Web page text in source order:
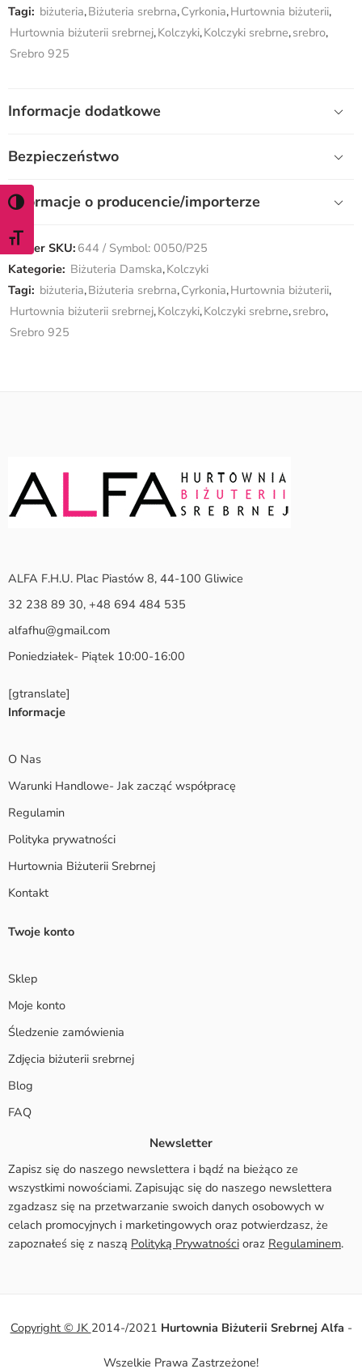
WŁĄCZ TRYB WYSOKIEGO KONTRASTU
ZMIEŃ ROZMIAR CZCIONKI
Tagi: biżuteria,Biżuteria srebrna,Cyrkonia,Hurtownia biżuterii,
Hurtownia biżuterii srebrnej,Kolczyki,Kolczyki srebrne,srebro,
Srebro 925
Informacje dodatkowe
Bezpieczeństwo
Informacje o producencie/importerze
Numer SKU: 644 / Symbol: 0050/P25
Kategorie: Biżuteria Damska,Kolczyki
Tagi: biżuteria,Biżuteria srebrna,Cyrkonia,Hurtownia biżuterii,
Hurtownia biżuterii srebrnej,Kolczyki,Kolczyki srebrne,srebro,
Srebro 925
ALFA F.H.U. Plac Piastów 8, 44-100 Gliwice
32 238 89 30, +48 694 484 535
alfafhu@gmail.com
Poniedziałek- Piątek 10:00-16:00
[gtranslate]
Informacje
O Nas
Warunki Handlowe- Jak zacząć współpracę
Regulamin
Polityka prywatności
Hurtownia Biżuterii Srebrnej
Kontakt
Twoje konto
Sklep
Moje konto
Śledzenie zamówienia
Zdjęcia biżuterii srebrnej
Blog
FAQ
Newsletter
Zapisz się do naszego newslettera i bądź na bieżąco ze
wszystkimi nowościami. Zapisując się do naszego newslettera
zgadzasz się na przetwarzanie swoich danych osobowych w
celach promocyjnych i marketingowych oraz potwierdzasz, że
zapoznałeś się z naszą Polityką Prywatności oraz Regulaminem.
Copyright © JK 2014-/2021 Hurtownia Biżuterii Srebrnej Alfa -
Wszelkie Prawa Zastrzeżone!